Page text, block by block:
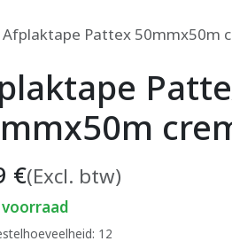
Afplaktape Pattex 50mmx50m
€(Excl. btw)
voorraad
12